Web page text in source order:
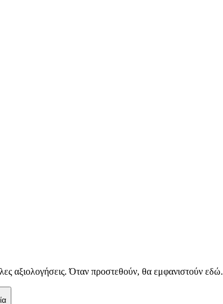
αξιολογήσεις. Όταν προστεθούν, θα εμφανιστούν εδώ.